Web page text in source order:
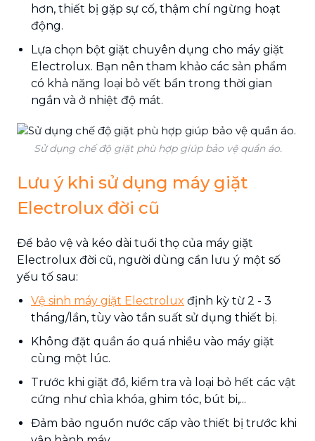
hơn, thiết bị gặp sự cố, thậm chí ngừng hoạt
động.
Lựa chọn bột giặt chuyên dụng cho máy giặt
Electrolux. Bạn nên tham khảo các sản phẩm
có khả năng loại bỏ vết bẩn trong thời gian
ngắn và ở nhiệt độ mát.
Sử dụng chế độ giặt phù hợp giúp bảo vệ quần áo.
Lưu ý khi sử dụng máy giặt
Electrolux đời cũ
Để bảo vệ và kéo dài tuổi thọ của máy giặt
Electrolux đời cũ, người dùng cần lưu ý một số
yếu tố sau:
Vệ sinh máy giặt Electrolux định kỳ từ 2 - 3
tháng/lần, tùy vào tần suất sử dụng thiết bị.
Không đặt quần áo quá nhiều vào máy giặt
cùng một lúc.
Trước khi giặt đồ, kiểm tra và loại bỏ hết các vật
cứng như chìa khóa, ghim tóc, bút bi,...
Đảm bảo nguồn nước cấp vào thiết bị trước khi